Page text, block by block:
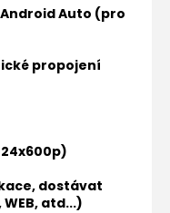
Auto (pro
propojení
dostávat
atd...)